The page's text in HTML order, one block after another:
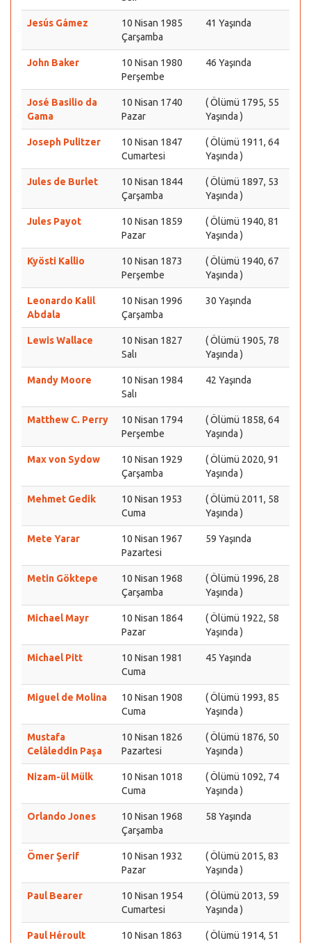
Jesús Gámez
10 Nisan 1985
Çarşamba
41 Yaşında
John Baker
10 Nisan 1980
Perşembe
46 Yaşında
José Basilio da
Gama
10 Nisan 1740
Pazar
( Ölümü 1795, 55
Yaşında )
Joseph Pulitzer
10 Nisan 1847
Cumartesi
( Ölümü 1911, 64
Yaşında )
Jules de Burlet
10 Nisan 1844
Çarşamba
( Ölümü 1897, 53
Yaşında )
Jules Payot
10 Nisan 1859
Pazar
( Ölümü 1940, 81
Yaşında )
Kyösti Kallio
10 Nisan 1873
Perşembe
( Ölümü 1940, 67
Yaşında )
Leonardo Kalil
Abdala
10 Nisan 1996
Çarşamba
30 Yaşında
Lewis Wallace
10 Nisan 1827
Salı
( Ölümü 1905, 78
Yaşında )
Mandy Moore
10 Nisan 1984
Salı
42 Yaşında
Matthew C. Perry
10 Nisan 1794
Perşembe
( Ölümü 1858, 64
Yaşında )
Max von Sydow
10 Nisan 1929
Çarşamba
( Ölümü 2020, 91
Yaşında )
Mehmet Gedik
10 Nisan 1953
Cuma
( Ölümü 2011, 58
Yaşında )
Mete Yarar
10 Nisan 1967
Pazartesi
59 Yaşında
Metin Göktepe
10 Nisan 1968
Çarşamba
( Ölümü 1996, 28
Yaşında )
Michael Mayr
10 Nisan 1864
Pazar
( Ölümü 1922, 58
Yaşında )
Michael Pitt
10 Nisan 1981
Cuma
45 Yaşında
Miguel de Molina
10 Nisan 1908
Cuma
( Ölümü 1993, 85
Yaşında )
Mustafa
Celâleddin Paşa
10 Nisan 1826
Pazartesi
( Ölümü 1876, 50
Yaşında )
Nizam-ül Mülk
10 Nisan 1018
Cuma
( Ölümü 1092, 74
Yaşında )
Orlando Jones
10 Nisan 1968
Çarşamba
58 Yaşında
Ömer Şerif
10 Nisan 1932
Pazar
( Ölümü 2015, 83
Yaşında )
Paul Bearer
10 Nisan 1954
Cumartesi
( Ölümü 2013, 59
Yaşında )
Paul Héroult
10 Nisan 1863
( Ölümü 1914, 51